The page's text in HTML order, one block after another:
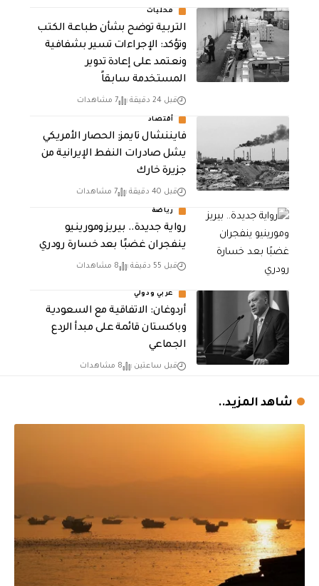
محليات
التربية توضح بشأن طباعة الكتب
وتؤكد: الإجراءات تسير بشفافية
ونعتمد على إعادة تدوير
المستخدمة سابقاً
قبل 24 دقيقة 7 مشاهدات
أقتصاد
فايننشال تايمز: الحصار الأمريكي
يشل صادرات النفط الإيرانية من
جزيرة خارك
قبل 40 دقيقة 7 مشاهدات
رياضة
رواية جديدة.. بيريز ومورينيو
ينفجران غضبًا بعد خسارة رودري
قبل 55 دقيقة 8 مشاهدات
عربي ودولي
أردوغان: الاتفاقية مع السعودية
وباكستان قائمة على مبدأ الردع
الجماعي
قبل ساعتين 8 مشاهدات
شاهد المزيد..